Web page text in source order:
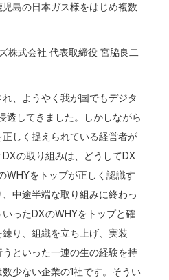
島の日本ガス様をはじめ複数
株式会社 代表取締役 宮脇良二
、ようやく我が国でもデジタ
透してきました。しかしながら
しく捉えられている経営者が
の取り組みは、どうしてDX
WHYをトップが正しく認識す
中途半端な取り組みに終わっ
ったDXのWHYをトップと確
り、組織を立ち上げ、実装
といった一連の生の経験を持
少ない企業の1社です。そうい